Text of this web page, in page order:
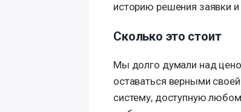
историю решения заявки
Сколько это стоит
Мы долго думали над
оставаться верными
систему, доступную